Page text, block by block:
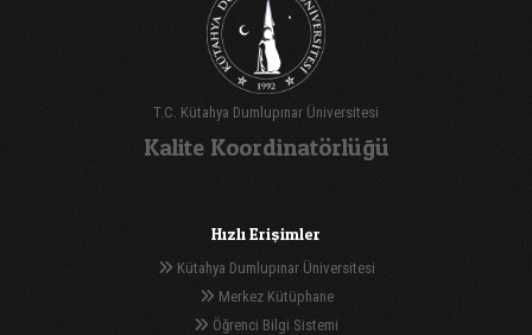
T.C. Kütahya Dumlupınar Üniversitesi
Kalite Koordinatörlüğü
Hızlı Erişimler
Kütahya Dumlupınar Üniversitesi
Merkez Kütüphane
Öğrenci Bilgi Sistemi